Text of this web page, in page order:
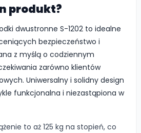
produkt?
dwustronne S-1202 to idealne
bezpieczeństwo i
z myślą o codziennym
zarówno klientów
Uniwersalny i solidny design
funkcjonalna i niezastąpiona w
to aż 125 kg na stopień, co